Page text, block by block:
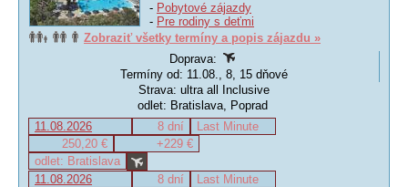
- Pobytové zájazdy
- Pre rodiny s deťmi
Zobraziť všetky termíny a popis zájazdu »
Doprava:
Termíny od: 11.08., 8, 15 dňové
Strava: ultra all Inclusive
odlet: Bratislava, Poprad
11.08.2026
8 dní
Last Minute
250,20 €
+229 €
odlet: Bratislava
11.08.2026
8 dní
Last Minute